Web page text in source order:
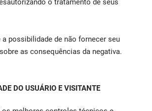
o tratamento de seus
a possibilidade de não fornecer seu
as consequências da negativa.
DO USUÁRIO E VISITANTE